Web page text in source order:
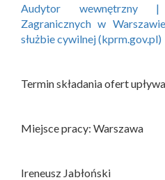
Audytor wewnętrzny
Zagranicznych w
służbie cywilnej (kprm.gov.pl)
Termin składania ofert
Miejsce pracy: Warszawa
Ireneusz Jabłoński